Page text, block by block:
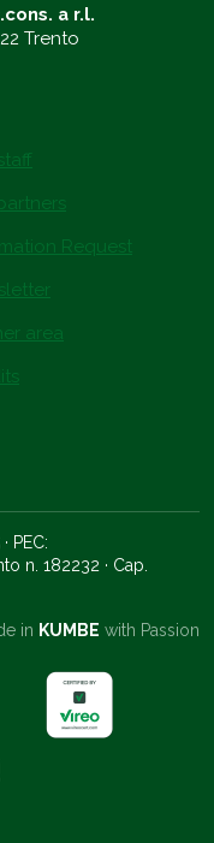
a r.l.
Trento
Request
area
PEC:
n. 182232 · Cap.
in KUMBE with Passion